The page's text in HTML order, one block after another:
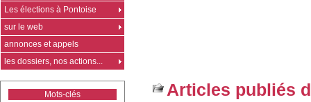
Articles publiés
Les élections à Pontoise
sur le web
annonces et appels
les dossiers, nos actions...
Mots-clés